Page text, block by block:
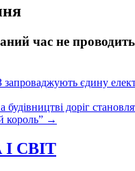
час не
єдину
будівництві доріг
король” →
СВІТ